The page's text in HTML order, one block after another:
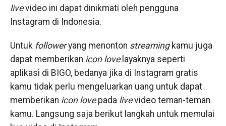
livevideo ini dapat dinikmati oleh pengguna
Instagram di Indonesia.
Untuk followeryang menonton streamingkamu juga
dapat memberikan icon lovelayaknya seperti
aplikasi di BIGO, bedanya jika di Instagram gratis
kamu tidak perlu mengeluarkan uang untuk dapat
memberikan icon lovepada livevideo teman-teman
kamu. Langsung saja berikut langkah untuk memulai